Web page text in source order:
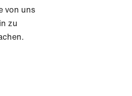
von uns
zu